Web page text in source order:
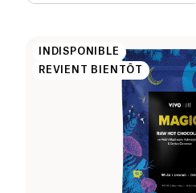
INDISPONIBLE
REVIENT BIENTÔT